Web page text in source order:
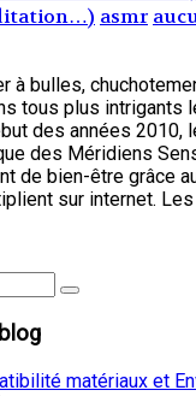
asmr
à bulles,
tous plus intrigants
des années 2010,
des Méridiens
de bien-être grâce
sur internet. Les
matériaux et